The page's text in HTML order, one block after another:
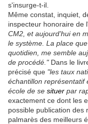
s'insurge-t-il.
Même constat, inquiet,
inspecteur honoraire de
CM2, et aujourd'hui en
le système. La place
quotidien, me semble
de procédé."Dans le
précisé que "les taux
échantillon représentatif
école de se situer par
exactement ce dont les
possible publication des
palmarès des meilleurs